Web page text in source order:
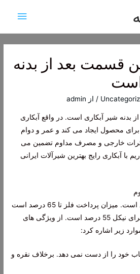
اصلی
قسمت بعد از بدنه
است
/ از admin
بدنه شیر آبکاری است. در واقع آبکاری
محصول ایجاد می کند و عمر و دوام
اثرات خارجی و مصرف مداوم تضمین می
با آبکاری رایج بهترین شیرآلات ایرانی
کروم نقره ای یا آبی-سفید است. میزان پرداخت فلز تا 65 درصد است
که برای نقره 88 درصد و برای نیکل 55 درصد است. از ویژگی های
زیر اشاره کرد:
خود را از دست نمی دهد. برخلاف نقره و